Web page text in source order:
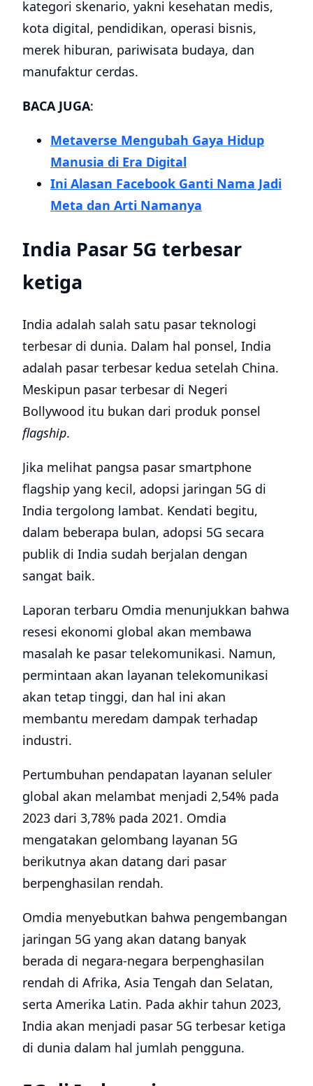
membuat perkembangan teknologi dan
perangkat IoT atau Internet of Things di
Indonesia semakin cepat. Hal ini
diungkapkan Ketua Umum Asosiasi IoT
Indonesia (ASIOTI), Teguh Prasetya dalam
acara webinar Telset Techtival beberapa
Ia mengatakan, potensi ekosistem atau
pasar IoT di Indonesia pada tahun 2022
mencapai USD 26 miliar atau Rp 372 triliun,
yang terdiri dari peningkatan di beberapa
sektor. Mulai dari sektor perangkat yang
miliar atau Rp 48,6 triliun dan jaringan
meningkat 9% menjadi USD 2,3 miliar atau
Rp 32,8 triliun.
Berikutnya peningkatan juga terjadi di
sektor platform sebesar 33% menjadi USD
8,6 miliar atau Rp 122,9 triliun dan aplikasi
167,3 triliun.
“Di tahun 2022 pasar IoT akan meningkat
dan aplikasi mengalami peningkatan yang
tinggi hingga Rp 167,3 triliun dibandingkan
sektor IoT lainnya,” ujar Teguh.
Teguh memprediksi, nantinya di tahun 2025
pasar IoT di Indonesia bisa mencapai USD 40
miliar atau Rp 572,7 triliun, dengan 678 juta
perangkat yang sudah terhubung.
Indonesia disebut menjadi negara terbesar
di Asia Tenggara dalam hal populasi dan
Gross Merchandising Value(GMV) atau nilai